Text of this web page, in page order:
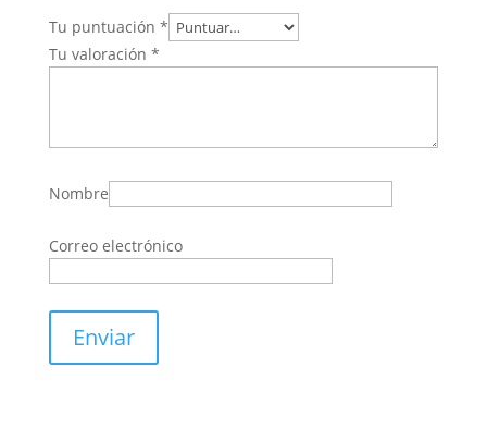
Tu puntuación *
Tu valoración *
Nombre
Correo electrónico